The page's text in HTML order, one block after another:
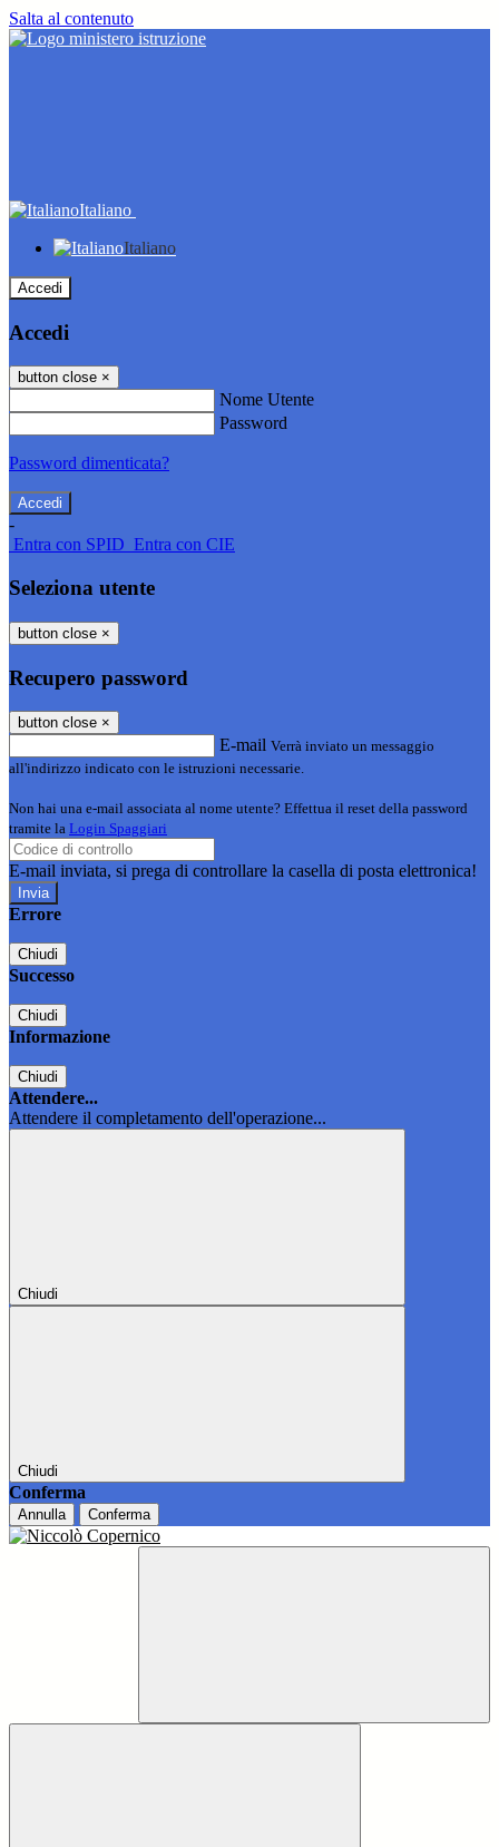
Salta al contenuto
Italiano
Italiano
Accedi
Accedi
button close ×
Nome Utente
Password
Password dimenticata?
-
Entra con SPID Entra con CIE
Seleziona utente
button close ×
Recupero password
button close ×
E-mail Verrà inviato un messaggio
all'indirizzo indicato con le istruzioni necessarie.
Non hai una e-mail associata al nome utente? Effettua il reset della password
tramite la Login Spaggiari
E-mail inviata, si prega di controllare la casella di posta elettronica!
Errore
Chiudi
Successo
Chiudi
Informazione
Chiudi
Attendere...
Attendere il completamento dell'operazione...
Chiudi
Chiudi
Conferma
Annulla Conferma